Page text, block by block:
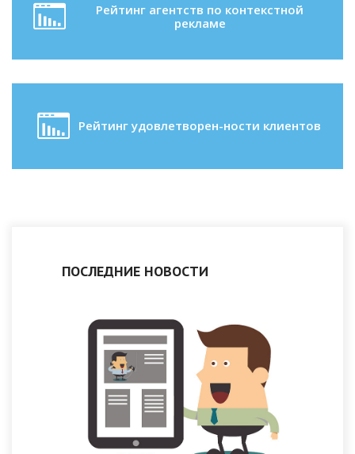
Рейтинг агентств по контекстной
рекламе
Рейтинг удовлетворен-ности клиентов
ПОСЛЕДНИЕ НОВОСТИ